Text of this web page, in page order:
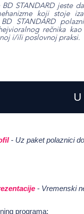
STANDARD jeste
koji stoje
STANDARD
rečnika
i/ili poslovnoj praksi.
- Uz paket polaznici
- Vremenski
programa: